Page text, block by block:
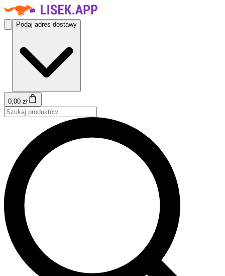
Podaj adres dostawy
0,00 zł